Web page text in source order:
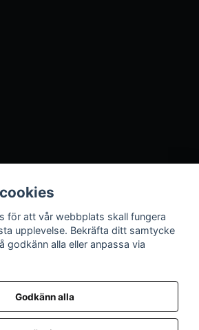
och video med över 100 års
för att vår webbplats skall fungera
upplevelse. Bekräfta ditt samtycke
godkänn alla eller anpassa via
Godkänn alla